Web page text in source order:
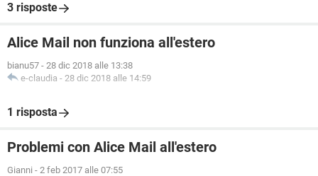
3 risposte
Alice Mail non funziona all'estero
bianu57 - 28 dic 2018 alle 13:38
e-claudia - 28 dic 2018 alle 14:59
1 risposta
Problemi con Alice Mail all'estero
Gianni - 2 feb 2017 alle 07:55